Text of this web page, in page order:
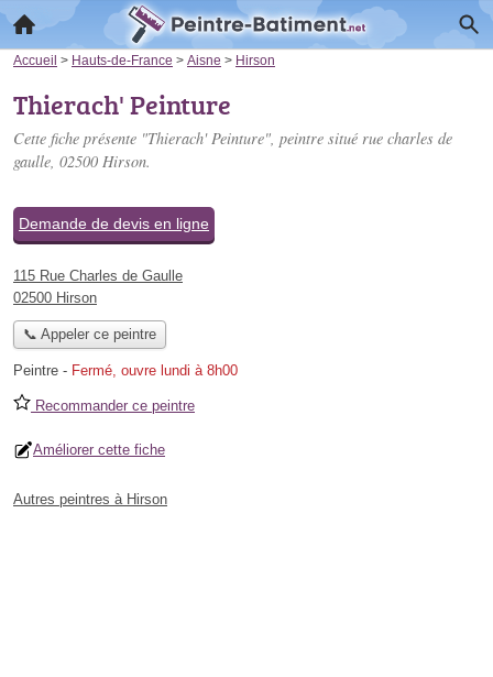
Accueil > Hauts-de-France > Aisne > Hirson
Thierach' Peinture
Cette fiche présente "Thierach' Peinture", peintre situé rue charles de
gaulle, 02500 Hirson.
Demande de devis en ligne
115 Rue Charles de Gaulle
02500 Hirson
📞 Appeler ce peintre
Peintre - Fermé, ouvre lundi à 8h00
Recommander ce peintre
Améliorer cette fiche
Autres peintres à Hirson